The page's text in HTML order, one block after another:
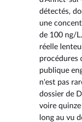
détectés,
une
de 100 ng/
réelle
procédures
publique
n'est pas
dossier de
voire
long au vu